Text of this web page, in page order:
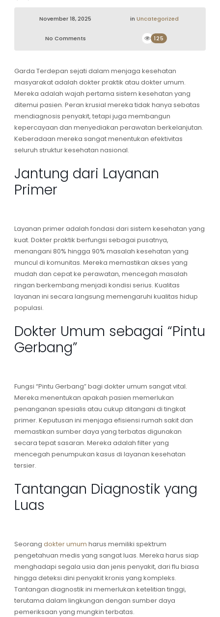
November 18, 2025 in Uncategorized
No Comments 125
Garda Terdepan sejati dalam menjaga kesehatan
masyarakat adalah dokter praktik atau dokter umum.
Mereka adalah wajah pertama sistem kesehatan yang
ditemui pasien. Peran krusial mereka tidak hanya sebatas
mendiagnosis penyakit, tetapi juga membangun
kepercayaan dan menyediakan perawatan berkelanjutan.
Keberadaan mereka sangat menentukan efektivitas
seluruh struktur kesehatan nasional.
Jantung dari Layanan
Primer
Layanan primeradalah fondasi dari sistem kesehatan yang
kuat. Dokter praktik berfungsi sebagai pusatnya,
menangani 80% hingga 90% masalah kesehatan yang
muncul di komunitas. Mereka memastikan akses yang
mudah dan cepat ke perawatan, mencegah masalah
ringan berkembang menjadi kondisi serius. Kualitas
layanan ini secara langsung memengaruhi kualitas hidup
populasi.
Dokter Umum sebagai “Pintu
Gerbang”
Fungsi “Pintu Gerbang” bagi dokter umum sangat vital.
Mereka menentukan apakah pasien memerlukan
penanganan spesialis atau cukup ditangani di tingkat
primer. Keputusan ini menjaga efisiensi rumah sakit dan
memastikan sumber daya yang terbatas digunakan
secara tepat sasaran. Mereka adalah filter yang
mencegah penumpukan kasus di layanan kesehatan
tersier.
Tantangan Diagnostik yang
Luas
Seorang dokter umum harus memiliki spektrum
pengetahuan medis yang sangat luas. Mereka harus siap
menghadapi segala usia dan jenis penyakit, dari flu biasa
hingga deteksi dini penyakit kronis yang kompleks.
Tantangan diagnostik ini memerlukan ketelitian tinggi,
terutama dalam lingkungan dengan sumber daya
pemeriksaan yang mungkin terbatas.